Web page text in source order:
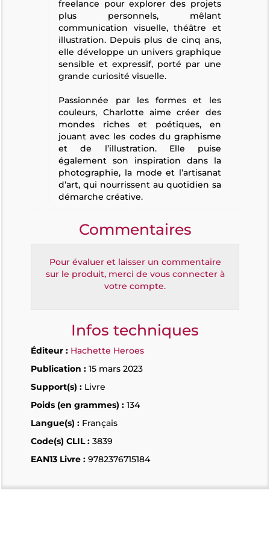
freelance pour explorer des projets
plus personnels, mêlant
communication visuelle, théâtre et
illustration. Depuis plus de cinq ans,
elle développe un univers graphique
sensible et expressif, porté par une
grande curiosité visuelle.
Passionnée par les formes et les
couleurs, Charlotte aime créer des
mondes riches et poétiques, en
jouant avec les codes du graphisme
et de l’illustration. Elle puise
également son inspiration dans la
photographie, la mode et l’artisanat
d’art, qui nourrissent au quotidien sa
démarche créative.
Commentaires
Pour évaluer et laisser un commentaire
sur le produit, merci de vous connecter à
votre compte.
Infos techniques
Éditeur : Hachette Heroes
Publication : 15 mars 2023
Support(s) : Livre
Poids (en grammes) : 134
Langue(s) : Français
Code(s) CLIL : 3839
EAN13 Livre : 9782376715184